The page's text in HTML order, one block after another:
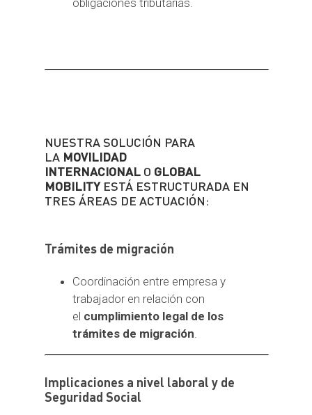
obligaciones tributarias.
NUESTRA SOLUCIÓN PARA
LA MOVILIDAD
INTERNACIONAL O GLOBAL
MOBILITYESTÁ ESTRUCTURADA EN
TRES ÁREAS DE ACTUACIÓN:
Trámites de migración
Coordinación entre empresa y
trabajador en relación con
el cumplimiento legal de los
trámites de migración.
Implicaciones a nivel laboral y de
Seguridad Social